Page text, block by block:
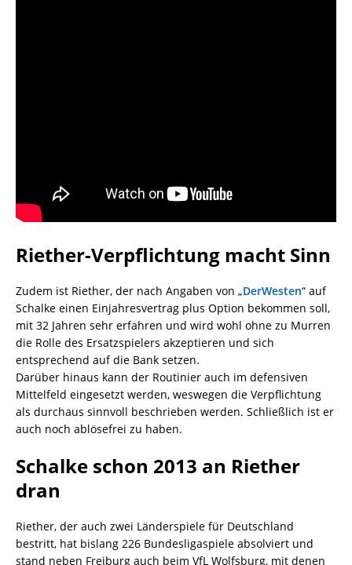
Riether-Verpflichtung macht Sinn
Zudem ist Riether, der nach Angaben von „DerWesten“ auf
Schalke einen Einjahresvertrag plus Option bekommen soll,
mit 32 Jahren sehr erfahren und wird wohl ohne zu Murren
die Rolle des Ersatzspielers akzeptieren und sich
entsprechend auf die Bank setzen.
Darüber hinaus kann der Routinier auch im defensiven
Mittelfeld eingesetzt werden, weswegen die Verpflichtung
als durchaus sinnvoll beschrieben werden. Schließlich ist er
auch noch ablösefrei zu haben.
Schalke schon 2013 an Riether
dran
Riether, der auch zwei Länderspiele für Deutschland
bestritt, hat bislang 226 Bundesligaspiele absolviert und
stand neben Freiburg auch beim VfL Wolfsburg, mit denen